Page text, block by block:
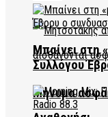
Μήνυμα
Μπαίνει στη
Συλλόγου